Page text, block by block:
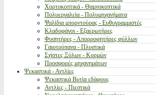
Χορτοκοπτικά - Θαμνοκοπτικά
Πολυεργαλεία - Πολυμηχανήματα
Ψαλίδια μπορντούρας - Ευθυγραμμιστές
Κλαδοφάγοι - Εξαερωτήρες
Φυσητήρες - Απορροφητήρες φύλλων
Γαιοτρύπανα - Πλυστικά
Σχίστες Ξύλων - Κορμών
Προσφορές μηχανημάτων
Ψεκαστικά - Αντλίες
Ψεκαστικά Βυτία εδάφους
Αντλίες - Πιεστικά